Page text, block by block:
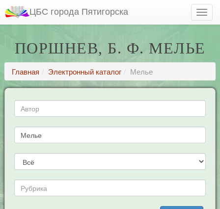
ЦБС города Пятигорска
ПОРШНЕВ, Б. Ф. МЕЛЬЕ
Главная Электронный каталог Мелье